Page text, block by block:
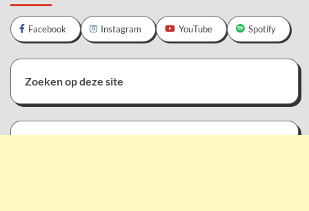
Facebook Instagram YouTube Spotify
Zoeken op deze site